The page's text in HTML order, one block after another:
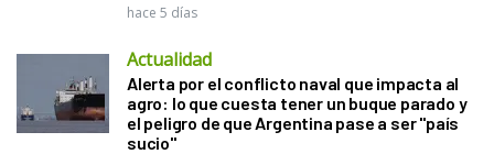
hace 5 días
Actualidad
Alerta por el conflicto naval que impacta al
agro: lo que cuesta tener un buque parado y
el peligro de que Argentina pase a ser "país
sucio"